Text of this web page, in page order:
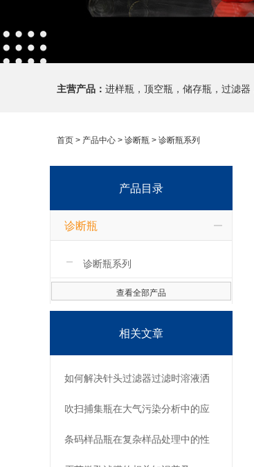
主营产品： 进样瓶，顶空瓶，储存瓶，过滤
首页 > 产品中心 > 诊断瓶 > 诊断瓶系列
产品目录
诊断瓶
诊断瓶系列
查看全部产品
相关文章
如何解决针头过滤器过滤时溶液洒
出来的情况？
吹扫捕集瓶在大气污染分析中的应
用实践
条码样品瓶在复杂样品处理中的性